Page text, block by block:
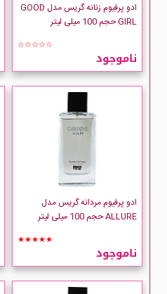
ادو پرفیوم زنانه گریس مدل GOOD
GIRL حجم 100 میلی لیتر
☆☆☆☆☆
ناموجود
ادو پرفیوم مردانه گریس مدل
ALLURE حجم 100 میلی لیتر
★★★★★
ناموجود